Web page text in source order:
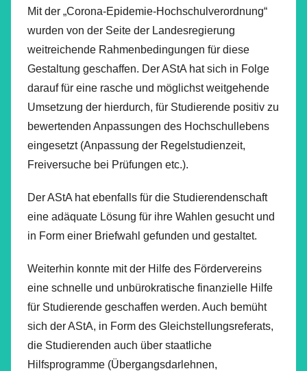
Mit der „Corona-Epidemie-Hochschulverordnung“
wurden von der Seite der Landesregierung
weitreichende Rahmenbedingungen für diese
Gestaltung geschaffen. Der AStA hat sich in Folge
darauf für eine rasche und möglichst weitgehende
Umsetzung der hierdurch, für Studierende positiv zu
bewertenden Anpassungen des Hochschullebens
eingesetzt (Anpassung der Regelstudienzeit,
Freiversuche bei Prüfungen etc.).
Der AStA hat ebenfalls für die Studierendenschaft
eine adäquate Lösung für ihre Wahlen gesucht und
in Form einer Briefwahl gefunden und gestaltet.
Weiterhin konnte mit der Hilfe des Fördervereins
eine schnelle und unbürokratische finanzielle Hilfe
für Studierende geschaffen werden. Auch bemüht
sich der AStA, in Form des Gleichstellungsreferats,
die Studierenden auch über staatliche
Hilfsprogramme (Übergangsdarlehnen,